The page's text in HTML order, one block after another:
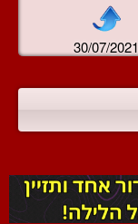
30/07/2021